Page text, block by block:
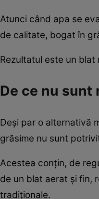
Atunci când apa se
de calitate, bogat în
Rezultatul este un
De ce nu
Deși par o alternativă
grăsime nu sunt
Acestea conțin, de
de un blat aerat și fin,
tradiționale.